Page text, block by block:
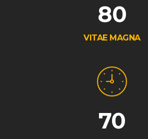
80
VITAE MAGNA
70